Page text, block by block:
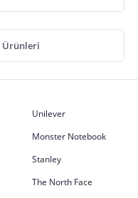
Ürünleri
Unilever
Monster Notebook
Stanley
The North Face